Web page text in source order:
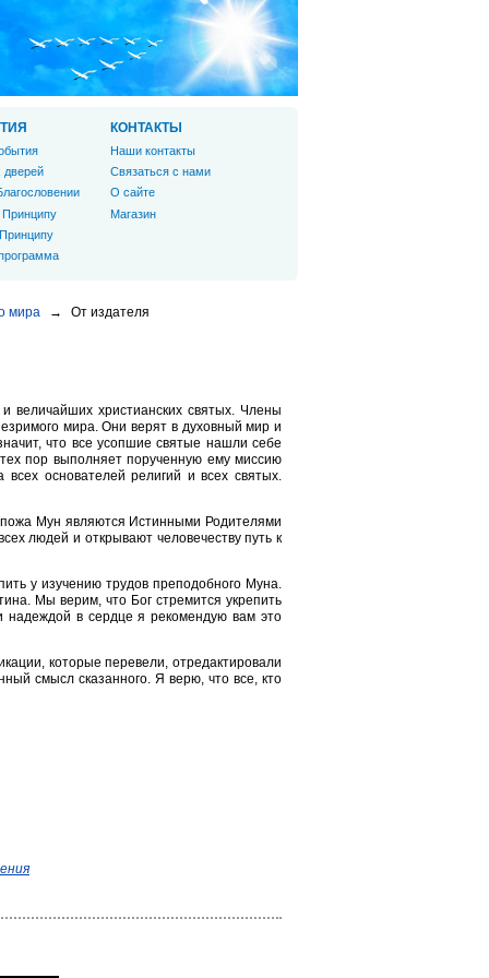
мира → От издателя
величайших христианских святых. Члены
мира. Они верят в духовный мир и
что все усопшие святые нашли себе
пор выполняет порученную ему миссию
основателей религий и всех святых.
Мун являются Истинными Родителями
людей и открывают человечеству путь к
у изучению трудов преподобного Муна.
Мы верим, что Бог стремится укрепить
в сердце я рекомендую вам это
которые перевели, отредактировали
смысл сказанного. Я верю, что все, кто
дверей
КОНТАКТЫ
Наши контакты
Связаться с нами
О сайте
Магазин